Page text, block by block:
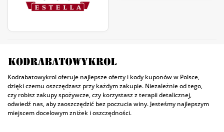
Kodrabatowykrol oferuje najlepsze oferty i kody kuponów w Polsce,
dzięki czemu oszczędzasz przy każdym zakupie. Niezależnie od tego,
czy robisz zakupy spożywcze, czy korzystasz z terapii detalicznej,
odwiedź nas, aby zaoszczędzić bez poczucia winy. Jesteśmy najlepszym
miejscem docelowym zniżek i oszczędności.